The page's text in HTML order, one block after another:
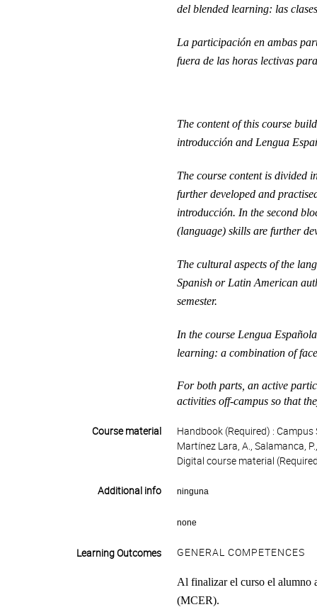
del blended learning: las
La participación en ambas
fuera de las horas lectivas
The content of this course
introducción and Lengua
The course content is divided
further developed and
introducción. In the second
(language) skills are further
The cultural aspects of the
Spanish or Latin American
semester.
In the course Lengua
learning: a combination of
For both parts, an active
activities off-campus so that
Course material
Handbook (Required) : Campus
Martínez Lara, A., Salamanca,
Digital course material
Additional info ninguna
none
Learning Outcomes GENERAL COMPETENCES
Al finalizar el curso el alumno
(MCER).